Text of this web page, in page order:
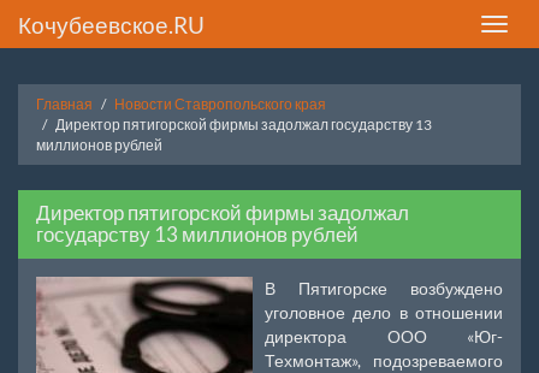
Toggle
Кочубеевское.RU
Главная
Новости Ставропольского края
Директор пятигорской фирмы задолжал государству 13
миллионов рублей
Директор пятигорской фирмы задолжал
государству 13 миллионов рублей
В Пятигорске возбуждено
уголовное дело в отношении
директора ООО «Юг-
Техмонтаж», подозреваемого